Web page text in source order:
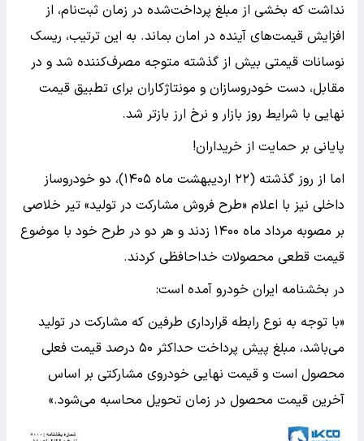
نداشت که بخشی از مبلغ پرداخت‌شده در زمان ثبت‌نام، از
افزایش قیمت‌های آینده در امان بماند. به این ترتیب، ریسک
نوسانات قیمتی بیش از گذشته متوجه مصرف‌کننده شد و در
مقابل، دست خودروسازان و مونتاژکاران برای تطبیق قیمت
نهایی با شرایط روز بازار و نرخ ارز بازتر شد.
پایانی بر حمایت از خریداران!
اما از روز گذشته (۲۲ اردیبهشت ماه ۱۴۰۵)، دو خودروساز
داخلی نیز با اعلام «طرح فروش مشارکت در تولید» تیر خلاصی
بر مصوبه مرداد ماه ۱۴۰۰ زدند و هر دو در طرح خود با موضوع
قیمت قطعی محصولات خداحافظی کردند.
در بخشنامه ایران خودرو آمده است:
«با توجه به نوع رابطه قرارداری طرفین که مشارکت در تولید
می‌باشد، مبلغ پیش پرداخت حداکثر ۵۰ درصد قیمت فعلی
محصول است و قیمت نهایی خودروی مشارکتی بر اساس
آخرین قیمت محصول در زمان تحویل محاسبه می‌شود.»